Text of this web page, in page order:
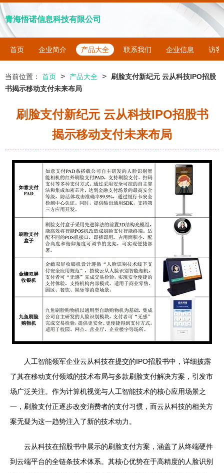
青海悟诺信息科技有限公司
首页 企业简介 产品大全 联系我们 企业信息 访客
当前位置： 首页 > 产品大全 >
刷脸支付新纪元 云从科技IPO招股
书揭示移动支付未来布局
刷脸支付新纪元 云从科技IPO招股书
揭示移动支付未来布局
人工智能领军企业云从科技在提交的IPO招股书中，详细披露
了其在移动支付领域的技术布局与多款刷脸支付解决方案，引发市
场广泛关注。作为计算机视觉与人工智能技术的核心应用场景之
一，刷脸支付正逐步改变消费者的支付习惯，而云从科技的相关方
案无疑为这一趋势注入了新的技术动力。
云从科技在招股书中展示的刷脸支付方案，涵盖了从终端硬件
到云端平台的全链条技术体系。其核心优势在于高精度的人脸识别